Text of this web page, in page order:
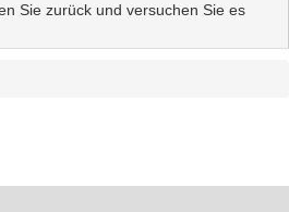
Sie zurück und versuchen Sie es